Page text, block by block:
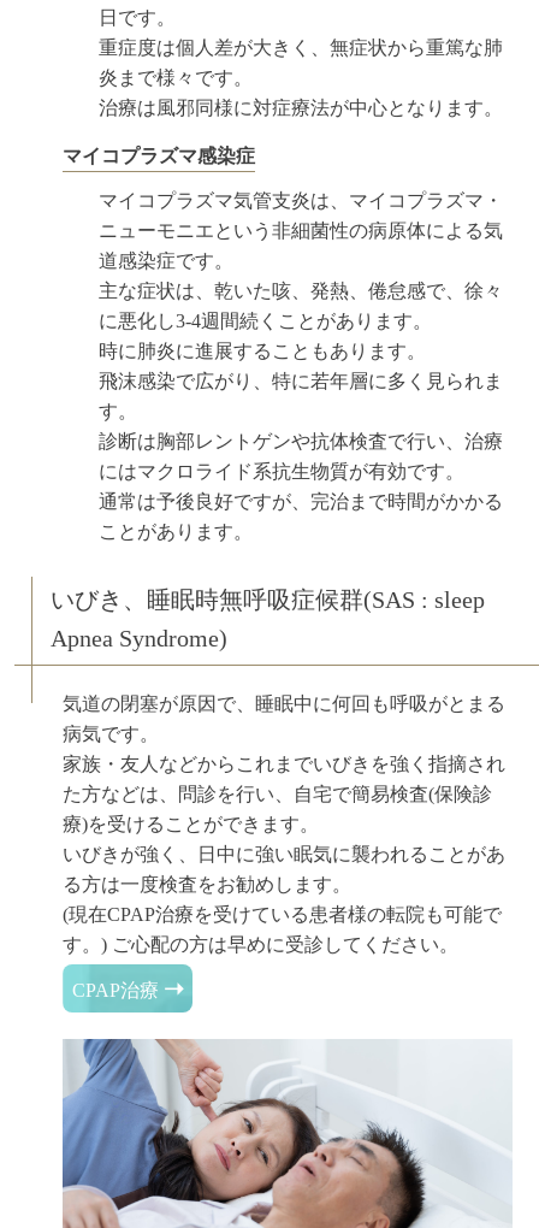
日です。
重症度は個人差が大きく、無症状から重篤な肺
炎まで様々です。
治療は風邪同様に対症療法が中心となります。
マイコプラズマ感染症
マイコプラズマ気管支炎は、マイコプラズマ・
ニューモニエという非細菌性の病原体による気
道感染症です。
主な症状は、乾いた咳、発熱、倦怠感で、徐々
に悪化し3-4週間続くことがあります。
時に肺炎に進展することもあります。
飛沫感染で広がり、特に若年層に多く見られま
す。
診断は胸部レントゲンや抗体検査で行い、治療
にはマクロライド系抗生物質が有効です。
通常は予後良好ですが、完治まで時間がかかる
ことがあります。
いびき、睡眠時無呼吸症候群(SAS : sleep
Apnea Syndrome)
気道の閉塞が原因で、睡眠中に何回も呼吸がとまる
病気です。
家族・友人などからこれまでいびきを強く指摘され
た方などは、問診を行い、自宅で簡易検査(保険診
療)を受けることができます。
いびきが強く、日中に強い眠気に襲われることがあ
る方は一度検査をお勧めします。
(現在CPAP治療を受けている患者様の転院も可能で
す。) ご心配の方は早めに受診してください。
CPAP治療 ➝